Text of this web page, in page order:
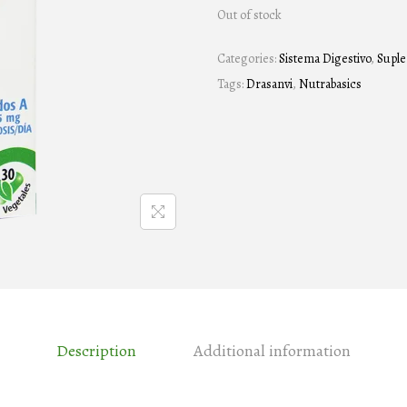
Out of stock
Categories:Sistema Digestivo,
Tags:Drasanvi, Nutrabasics
Description Additional information